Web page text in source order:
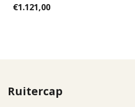
€1.121,00
Ruitercap